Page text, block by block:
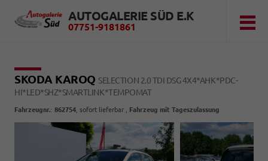
AUTOGALERIE SÜD E.K
07751-9181861
SKODA KAROQ SELECTION 2.0 TDI DSG 4X4*AHK*PDC-
HI*LED*SHZ*SMARTLINK*TEMPOMAT
Fahrzeugnr.: 862754 sofort lieferbar Fahrzeug mit Tageszulassung